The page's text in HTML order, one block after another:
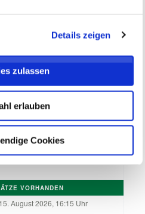
Details zeigen
zulassen
erlauben
Cookies
Jahrgang 2014 & 2015
bis Oktober
06.10.2026 (8 Termine)
VORHANDEN
August 2026, 16:15 Uhr